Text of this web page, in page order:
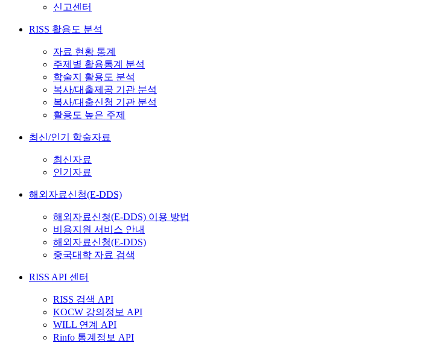
신고센터
RISS 활용도 분석
자료 현황 통계
주제별 활용통계 분석
학술지 활용도 분석
복사/대출제공 기관 분석
복사/대출신청 기관 분석
활용도 높은 주제
최신/인기 학술자료
최신자료
인기자료
해외자료신청(E-DDS)
해외자료신청(E-DDS) 이용 방법
비용지원 서비스 안내
해외자료신청(E-DDS)
중국대학 자료 검색
RISS API 센터
RISS 검색 API
KOCW 강의정보 API
WILL 연계 API
Rinfo 통계정보 API